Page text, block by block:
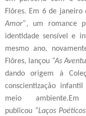
Flôres. Em 6 de janeiro
Amor”, um romance
identidade sensível e
mesmo ano,
Flôres, lançou “As
dando origem à
conscientização
meio
publicou “Laços